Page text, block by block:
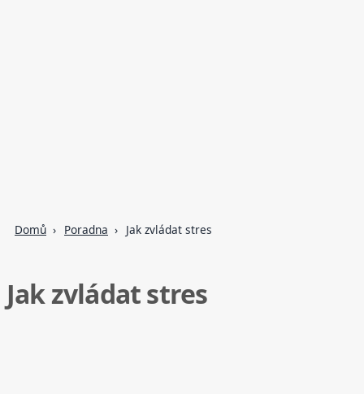
Domů Poradna Jak zvládat stres
Jak zvládat stres